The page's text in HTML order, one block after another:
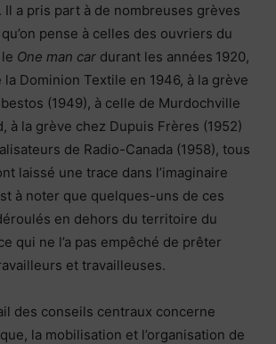
a pris part à de nombreuses grèves
pense à celles des ouvriers du
One man car durant les années 1920,
Dominion Textile en 1946, à la grève
(1949), à celle de Murdochville
à la grève chez Dupuis Frères (1952)
de Radio-Canada (1958), tous
laissé une trace dans l’imaginaire
à noter que quelques-uns de ces
en dehors du territoire du
qui ne l’a pas empêché de prêter
et travailleuses.
des conseils centraux concerne
la mobilisation et l’organisation de